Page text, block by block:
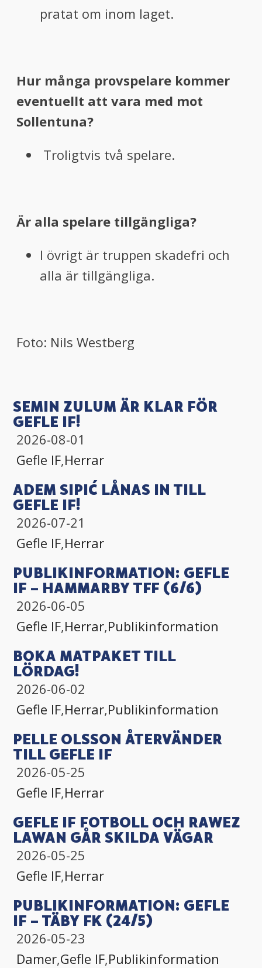
pratat om inom laget.
Hur många provspelare kommer
eventuellt att vara med mot
Sollentuna?
Troligtvis två spelare.
Är alla spelare tillgängliga?
I övrigt är truppen skadefri och
alla är tillgängliga.
Foto: Nils Westberg
SEMIN ZULUM ÄR KLAR FÖR
GEFLE IF!
2026-08-01
Gefle IF,Herrar
ADEM SIPIĆ LÅNAS IN TILL
GEFLE IF!
2026-07-21
Gefle IF,Herrar
PUBLIKINFORMATION: GEFLE
IF – HAMMARBY TFF (6/6)
2026-06-05
Gefle IF,Herrar,Publikinformation
BOKA MATPAKET TILL
LÖRDAG!
2026-06-02
Gefle IF,Herrar,Publikinformation
PELLE OLSSON ÅTERVÄNDER
TILL GEFLE IF
2026-05-25
Gefle IF,Herrar
GEFLE IF FOTBOLL OCH RAWEZ
LAWAN GÅR SKILDA VÄGAR
2026-05-25
Gefle IF,Herrar
PUBLIKINFORMATION: GEFLE
IF – TÄBY FK (24/5)
2026-05-23
Damer,Gefle IF,Publikinformation